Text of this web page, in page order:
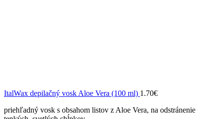
ItalWax depilačný vosk Aloe Vera (100 ml) 1.70€
priehľadný vosk s obsahom listov z Aloe Vera, na odstránenie